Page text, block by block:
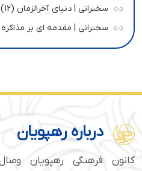
سخنرانی | دنیای آخرالزمان (12)
سخنرانی | مقدمه ای بر مذاکره
درباره رهپویان
کانون فرهنگی رهپویان